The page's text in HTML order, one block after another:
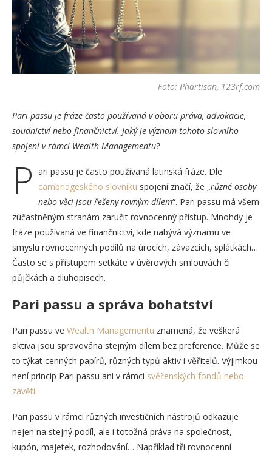
Foto: Phartisan, 123rf.com
Pari passu je fráze často používaná v oboru práva, advokacie,
soudnictví nebo finančnictví. Jaký je význam tohoto slovního
spojení v rámci Wealth Managementu?
P ari passu je často používaná latinská fráze. Dle
cambridgeského slovníku spojení značí, že „různé osoby
nebo věci jsou řešeny rovným dílem“. Pari passu má všem
zúčastněným stranám zaručit rovnocenný přístup. Mnohdy je
fráze používaná ve finančnictví, kde nabývá významu ve
smyslu rovnocenných podílů na úrocích, závazcích, splátkách…
Často se s přístupem setkáte v úvěrových smlouvách či
půjčkách a dluhopisech.
Pari passu a správa bohatství
Pari passu ve Wealth Managementu znamená, že veškerá
aktiva jsou spravována stejným dílem bez preference. Může se
to týkat cenných papírů, různých typů aktiv i věřitelů. Výjimkou
není princip Pari passu ani v rámci svěřenských fondů nebo
závětí.
Pari passu v rámci různých investičních nástrojů odkazuje
nejen na stejný podíl, ale i totožná práva na společnost,
kupón, majetek, rozhodování… Například tři rovnocenní